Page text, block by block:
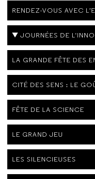
RENDEZ-VOUS AVEC
JOURNÉES DE
LA GRANDE FÊTE DES
CITÉ DES SENS : LE
FÊTE DE LA SCIENCE
LE GRAND JEU
LES SILENCIEUSES